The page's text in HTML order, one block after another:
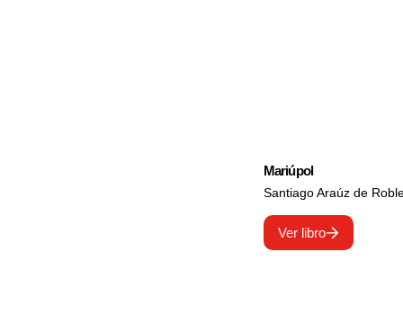
Mariúpol
Santiago Araúz de
Ver libro